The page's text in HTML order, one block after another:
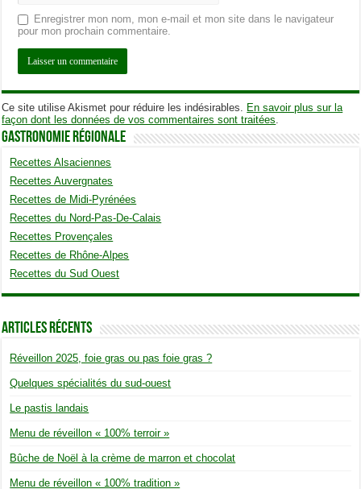
Enregistrer mon nom, mon e-mail et mon site dans le navigateur
pour mon prochain commentaire.
Ce site utilise Akismet pour réduire les indésirables. En savoir plus sur la
façon dont les données de vos commentaires sont traitées
Gastronomie Régionale
Recettes Alsaciennes
Recettes Auvergnates
Recettes de Midi-Pyrénées
Recettes du Nord-Pas-De-Calais
Recettes Provençales
Recettes de Rhône-Alpes
Recettes du Sud Ouest
Articles Récents
Réveillon 2025, foie gras ou pas foie gras ?
Quelques spécialités du sud-ouest
Le pastis landais
Menu de réveillon « 100% terroir »
Bûche de Noël à la crème de marron et chocolat
Menu de réveillon « 100% tradition »